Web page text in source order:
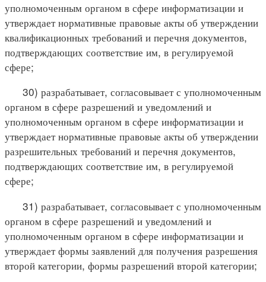
уполномоченным органом в сфере информатизации и
утверждает нормативные правовые акты об утверждении
квалификационных требований и перечня документов,
подтверждающих соответствие им, в регулируемой
сфере;
30) разрабатывает, согласовывает с уполномоченным
органом в сфере разрешений и уведомлений и
уполномоченным органом в сфере информатизации и
утверждает нормативные правовые акты об утверждении
разрешительных требований и перечня документов,
подтверждающих соответствие им, в регулируемой
сфере;
31) разрабатывает, согласовывает с уполномоченным
органом в сфере разрешений и уведомлений и
уполномоченным органом в сфере информатизации и
утверждает формы заявлений для получения разрешения
второй категории, формы разрешений второй категории;